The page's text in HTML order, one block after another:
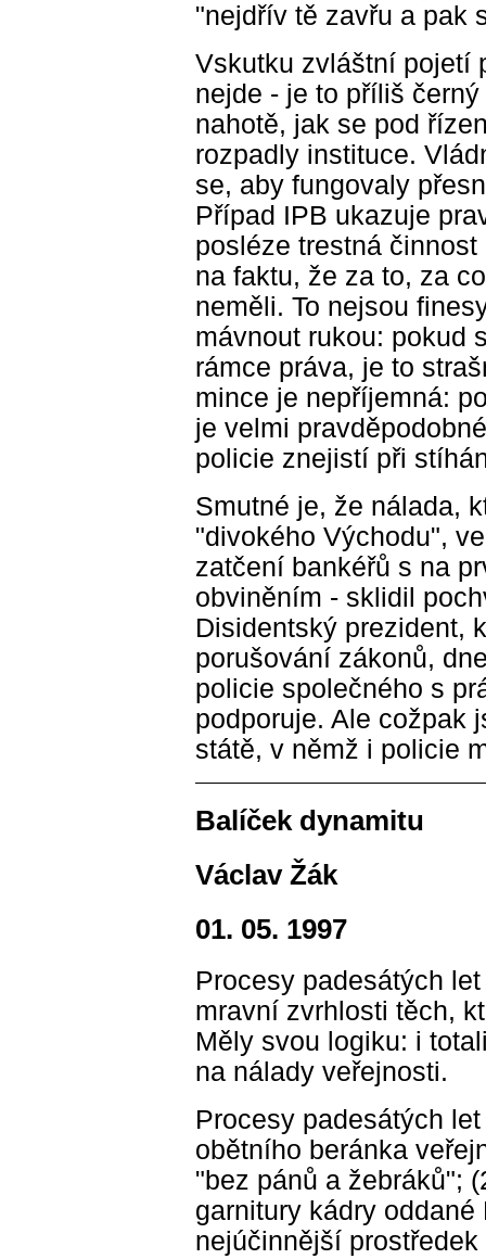
"nejdřív tě zavřu a pak
Vskutku zvláštní pojetí
nejde - je to příliš
nahotě, jak se pod
rozpadly instituce.
se, aby fungovaly
Případ IPB ukazuje
posléze trestná
na faktu, že za to, za
neměli. To nejsou
mávnout rukou: pokud
rámce práva, je to
mince je nepříjemná:
je velmi
policie znejistí při
Smutné je, že nálada,
"divokého Východu",
zatčení bankéřů s na
obviněním - sklidil
Disidentský prezident,
porušování zákonů,
policie společného s
podporuje. Ale cožpak
státě, v němž i policie
Balíček dynamitu
Václav Žák
01. 05. 1997
Procesy padesátých
mravní zvrhlosti těch,
Měly svou logiku: i
na nálady veřejnosti.
Procesy padesátých
obětního beránka
"bez pánů a žebráků";
garnitury kádry
nejúčinnější